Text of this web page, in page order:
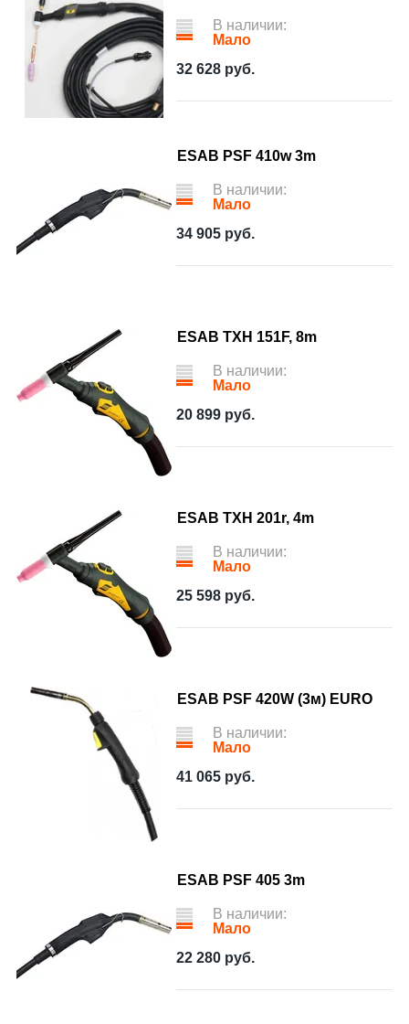
В наличии:
Мало
32 628 руб.
ESAB PSF 410w 3m
В наличии:
Мало
34 905 руб.
ESAB TXH 151F, 8m
В наличии:
Мало
20 899 руб.
ESAB TXH 201r, 4m
В наличии:
Мало
25 598 руб.
ESAB PSF 420W (3м) EURO
В наличии:
Мало
41 065 руб.
ESAB PSF 405 3m
В наличии:
Мало
22 280 руб.